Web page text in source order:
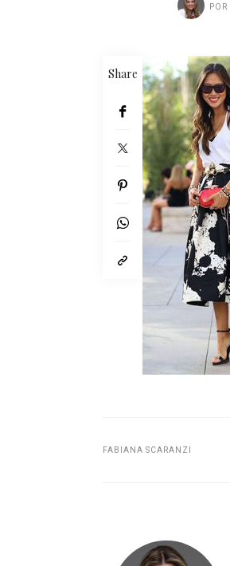
POR
Share
FABIANA SCARANZI